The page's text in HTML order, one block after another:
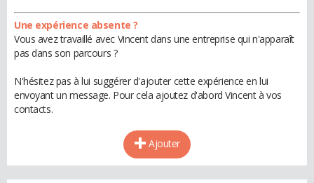
Une expérience absente ?
Vous avez travaillé avec Vincent dans une entreprise qui n'apparaît
pas dans son parcours ?
N'hésitez pas à lui suggérer d'ajouter cette expérience en lui
envoyant un message. Pour cela ajoutez d'abord Vincent à vos
contacts.
Ajouter